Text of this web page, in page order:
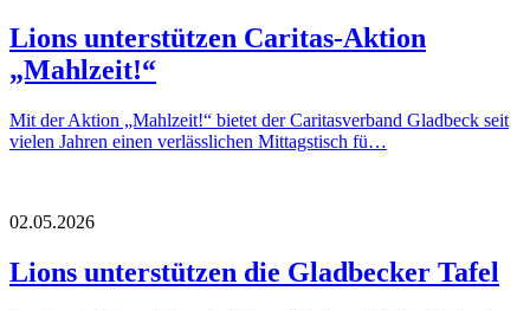
Lions unterstützen Caritas-Aktion
„Mahlzeit!“
Mit der Aktion „Mahlzeit!“ bietet der Caritasverband Gladbeck seit
vielen Jahren einen verlässlichen Mittagstisch fü…
02.05.2026
Lions unterstützen die Gladbecker Tafel